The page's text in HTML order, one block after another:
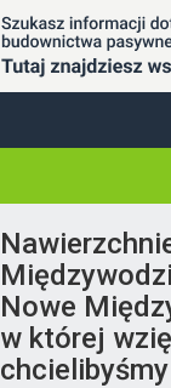
Nowe
w której